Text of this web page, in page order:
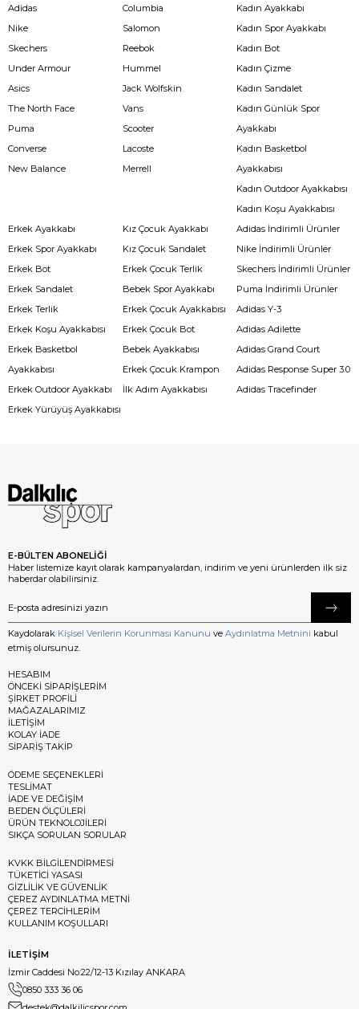
Adidas
Nike
Skechers
Under Armour
Asics
The North Face
Puma
Converse
New Balance
Columbia
Salomon
Reebok
Hummel
Jack Wolfskin
Vans
Scooter
Lacoste
Merrell
Kadın Ayakkabı
Kadın Spor Ayakkabı
Kadın Bot
Kadın Çizme
Kadın Sandalet
Kadın Günlük Spor
Ayakkabı
Kadın Basketbol
Ayakkabısı
Kadın Outdoor Ayakkabısı
Kadın Koşu Ayakkabısı
Erkek Ayakkabı
Erkek Spor Ayakkabı
Erkek Bot
Erkek Sandalet
Erkek Terlik
Erkek Koşu Ayakkabısı
Erkek Basketbol
Ayakkabısı
Erkek Outdoor Ayakkabı
Erkek Yürüyüş Ayakkabısı
Kız Çocuk Ayakkabı
Kız Çocuk Sandalet
Erkek Çocuk Terlik
Bebek Spor Ayakkabı
Erkek Çocuk Ayakkabısı
Erkek Çocuk Bot
Bebek Ayakkabısı
Erkek Çocuk Krampon
İlk Adım Ayakkabısı
Adidas İndirimli Ürünler
Nike İndirimli Ürünler
Skechers İndirimli Ürünler
Puma İndirimli Ürünler
Adidas Y-3
Adidas Adilette
Adidas Grand Court
Adidas Response Super 3.0
Adidas Tracefinder
E-BÜLTEN ABONELİĞİ
Haber listemize kayıt olarak kampanyalardan, indirim ve yeni ürünlerden ilk siz
haberdar olabilirsiniz.
Kaydolarak Kişisel Verilerin Korunması Kanunu ve Aydınlatma Metnini kabul
etmiş olursunuz.
HESABIM
ÖNCEKİ SİPARİŞLERİM
ŞİRKET PROFİLİ
MAĞAZALARIMIZ
İLETİŞİM
KOLAY İADE
SİPARİŞ TAKİP
ÖDEME SEÇENEKLERİ
TESLİMAT
İADE VE DEĞİŞİM
BEDEN ÖLÇÜLERİ
ÜRÜN TEKNOLOJİLERİ
SIKÇA SORULAN SORULAR
KVKK BİLGİLENDİRMESİ
TÜKETİCİ YASASI
GİZLİLİK VE GÜVENLİK
ÇEREZ AYDINLATMA METNİ
ÇEREZ TERCİHLERİM
KULLANIM KOŞULLARI
İLETİŞİM
İzmir Caddesi No:22/12-13 Kızılay ANKARA
0850 333 36 06